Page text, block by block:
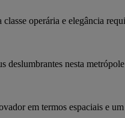
operária e elegância
deslumbrantes nesta
em termos espaciais e